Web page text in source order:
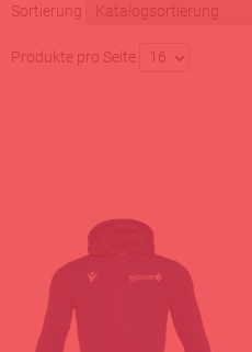
Sortierung
Produkte pro Seite 16